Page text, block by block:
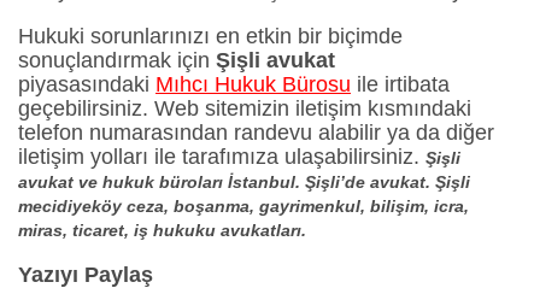
Hukuki sorunlarınızı en etkin bir biçimde
sonuçlandırmak için Şişli avukat
piyasasındaki Mıhcı Hukuk Bürosu ile irtibata
geçebilirsiniz. Web sitemizin iletişim kısmındaki
telefon numarasından randevu alabilir ya da diğer
iletişim yolları ile tarafımıza ulaşabilirsiniz. Şişli
avukat ve hukuk büroları İstanbul. Şişli’de avukat. Şişli
mecidiyeköy ceza, boşanma, gayrimenkul, bilişim, icra,
miras, ticaret, iş hukuku avukatları.
Yazıyı Paylaş